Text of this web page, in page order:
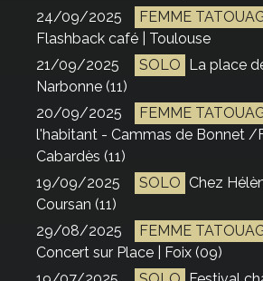
24/09/2025
FEMME
Flashback café | Toulouse
21/09/2025
SOLO La place
Narbonne (11)
20/09/2025
FEMME
l'habitant - Cammas de Bonnet /
Cabardès (11)
19/09/2025
SOLO Chez
Coursan (11)
29/08/2025
FEMME
Concert sur Place | Foix (09)